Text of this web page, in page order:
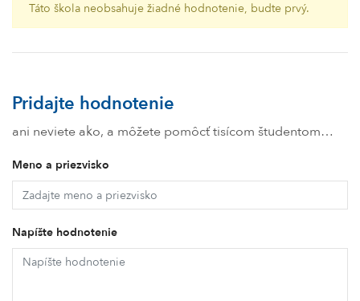
Táto škola neobsahuje žiadné hodnotenie, budte prvý.
Pridajte hodnotenie
ani neviete ako, a môžete pomôcť tisícom študentom…
Meno a priezvisko
Napíšte hodnotenie